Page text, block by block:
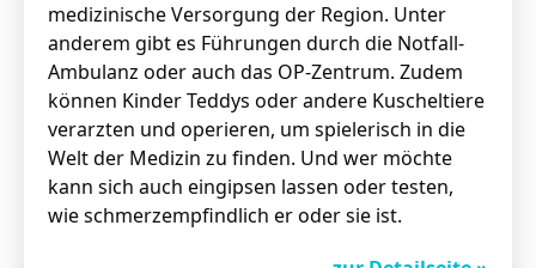
medizinische Versorgung der Region. Unter
anderem gibt es Führungen durch die Notfall-
Ambulanz oder auch das OP-Zentrum. Zudem
können Kinder Teddys oder andere Kuscheltiere
verarzten und operieren, um spielerisch in die
Welt der Medizin zu finden. Und wer möchte
kann sich auch eingipsen lassen oder testen,
wie schmerzempfindlich er oder sie ist.